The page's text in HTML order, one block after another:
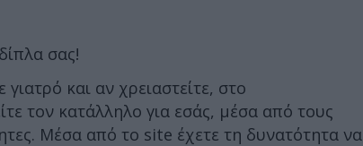
σας!
και αν χρειαστείτε, στο
τον κατάλληλο για εσάς, μέσα από τους
Μέσα από το site έχετε τη δυνατότητα να